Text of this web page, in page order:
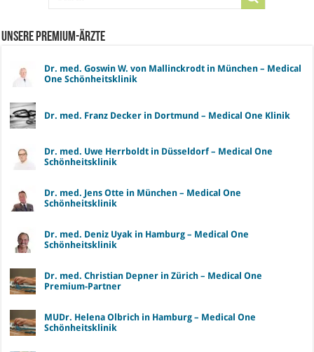
Unsere Premium-Ärzte
Dr. med. Goswin W. von Mallinckrodt in München – Medical
One Schönheitsklinik
Dr. med. Franz Decker in Dortmund – Medical One Klinik
Dr. med. Uwe Herrboldt in Düsseldorf – Medical One
Schönheitsklinik
Dr. med. Jens Otte in München – Medical One
Schönheitsklinik
Dr. med. Deniz Uyak in Hamburg – Medical One
Schönheitsklinik
Dr. med. Christian Depner in Zürich – Medical One
Premium-Partner
MUDr. Helena Olbrich in Hamburg – Medical One
Schönheitsklinik